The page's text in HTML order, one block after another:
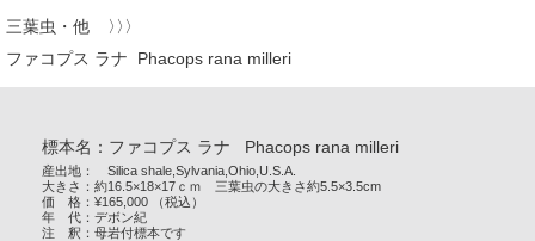
三葉虫・他
ファコプス ラナ Phacops rana milleri
標本名：ファコプス ラナ Phacops rana milleri
産出地： Silica shale,Sylvania,Ohio,U.S.A.
大きさ：約16.5×18×17ｃｍ 三葉虫の大きさ約5.5×3.5cm
価 格：¥165,000 （税込）
年 代：デボン紀
注 釈：母岩付標本です